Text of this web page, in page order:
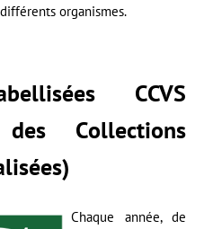
organismes.
CCVS
des Collections
Chaque année, de